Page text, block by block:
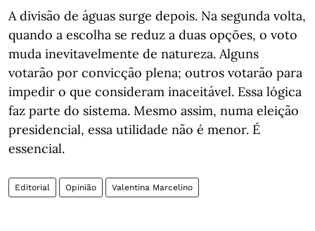
A divisão de águas surge depois. Na segunda volta,
quando a escolha se reduz a duas opções, o voto
muda inevitavelmente de natureza. Alguns
votarão por convicção plena; outros votarão para
impedir o que consideram inaceitável. Essa lógica
faz parte do sistema. Mesmo assim, numa eleição
presidencial, essa utilidade não é menor. É
essencial.
Editorial Opinião Valentina Marcelino